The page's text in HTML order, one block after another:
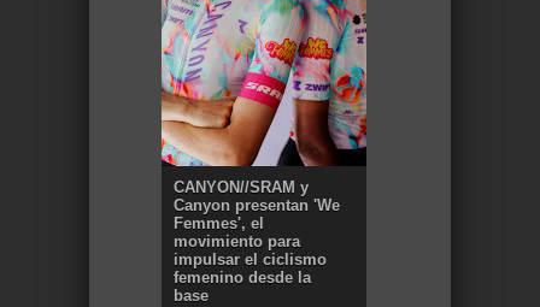
CANYON//SRAM y
Canyon presentan 'We
Femmes', el
movimiento para
impulsar el ciclismo
femenino desde la
base